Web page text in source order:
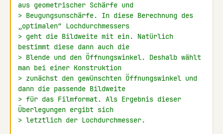
aus geometrischer Schärfe und
> Beugungsunschärfe. In diese Berechnung des
„optimalen“ Lochdurchmessers
> geht die Bildweite mit ein. Natürlich
bestimmt diese dann auch die
> Blende und den Öffnungswinkel. Deshalb wählt
man bei einer Konstruktion
> zunächst den gewünschten Öffnungswinkel und
dann die passende Bildweite
> für das Filmformat. Als Ergebnis dieser
Überlegungen ergibt sich
> letztlich der Lochdurchmesser.